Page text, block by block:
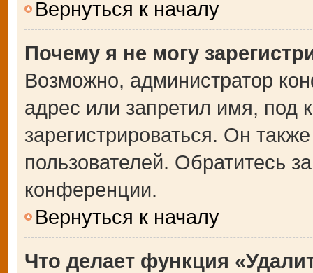
Вернуться к началу
Почему я не могу
Возможно, администратор
адрес или запретил имя, под
зарегистрироваться. Он
пользователей. Обратитесь
конференции.
Вернуться к началу
Что делает функция